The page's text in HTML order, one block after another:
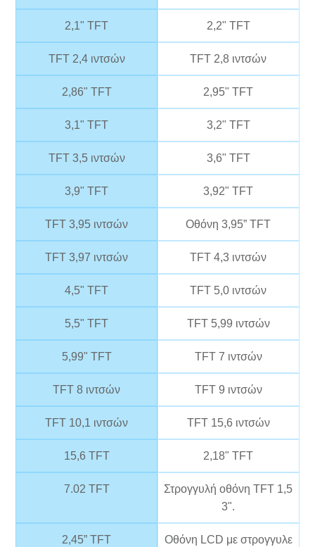
2,1" TFT 2,2" TFT
TFT 2,4 ιντσών TFT 2,8 ιντσών
2,86" TFT 2,95" TFT
3,1" TFT 3,2" TFT
TFT 3,5 ιντσών 3,6" TFT
3,9" TFT 3,92" TFT
TFT 3,95 ιντσών Οθόνη 3,95” TFT
TFT 3,97 ιντσών TFT 4,3 ιντσών
4,5" TFT TFT 5,0 ιντσών
5,5" TFT TFT 5,99 ιντσών
5,99" TFT TFT 7 ιντσών
TFT 8 ιντσών TFT 9 ιντσών
TFT 10,1 ιντσών TFT 15,6 ιντσών
15,6 TFT 2,18" TFT
7.02 TFT
Στρογγυλή οθόνη TFT 1,5
3".
2,45” TFT
Οθόνη LCD με στρογγυλε